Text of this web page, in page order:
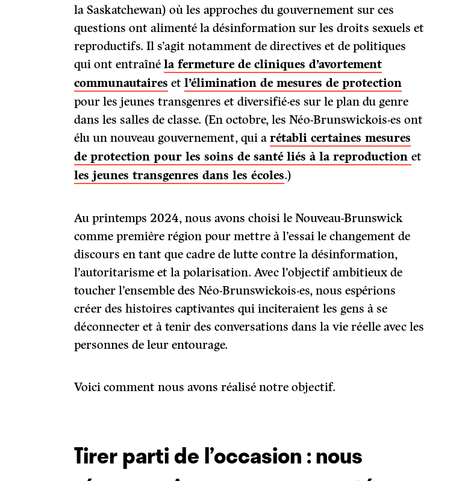
la Saskatchewan) où les approches du gouvernement sur ces
questions ont alimenté la désinformation sur les droits sexuels et
reproductifs. Il s’agit notamment de directives et de politiques
qui ont entraînéla fermeture de cliniques d’avortement
communautaires etl’élimination de mesures de protection
pour les jeunes transgenres et diversifié·es sur le plan du genre
dans les salles de classe. (En octobre, les Néo-Brunswickois·es ont
élu un nouveau gouvernement, qui arétabli certaines mesures
de protection pour les soins de santé liés à la reproductionet
les jeunes transgenres dans les écoles.)
Au printemps 2024, nous avons choisi le Nouveau-Brunswick
comme première région pour mettre à l’essai le changement de
discours en tant que cadre de lutte contre la désinformation,
l’autoritarisme et la polarisation. Avec l’objectif ambitieux de
toucher l’ensemble des Néo-Brunswickois·es, nous espérions
créer des histoires captivantes qui inciteraient les gens à se
déconnecter et à tenir des conversations dans la vie réelle avec les
personnes de leur entourage.
Voici comment nous avons réalisé notre objectif.
Tirer parti de l’occasion : nous